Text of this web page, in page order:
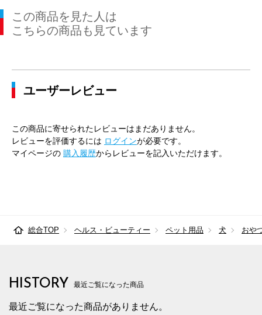
この商品を見た人は
こちらの商品も見ています
ユーザーレビュー
この商品に寄せられたレビューはまだありません。
レビューを評価するには ログインが必要です。
マイページの 購入履歴からレビューを記入いただけます。
総合TOP ヘルス・ビューティー ペット用品 犬 おや
HISTORY 最近ご覧になった商品
最近ご覧になった商品がありません。